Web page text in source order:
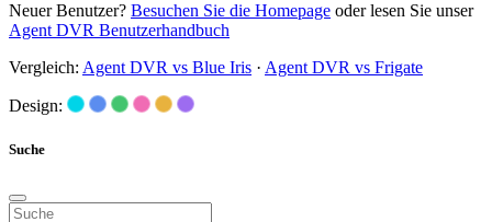
Neuer Benutzer? Besuchen Sie die Homepage oder lesen Sie unser
Agent DVR Benutzerhandbuch
Vergleich: Agent DVR vs Blue Iris · Agent DVR vs Frigate
Design:
Suche